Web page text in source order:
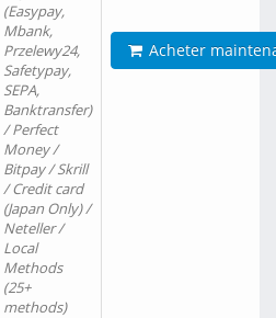
(Easypay,
Mbank,
Przelewy24,
Safetypay,
SEPA,
Banktransfer)
/ Perfect
Money /
Bitpay / Skrill
/ Credit card
(Japan Only) /
Neteller /
Local
Methods
(25+
methods)
Acheter